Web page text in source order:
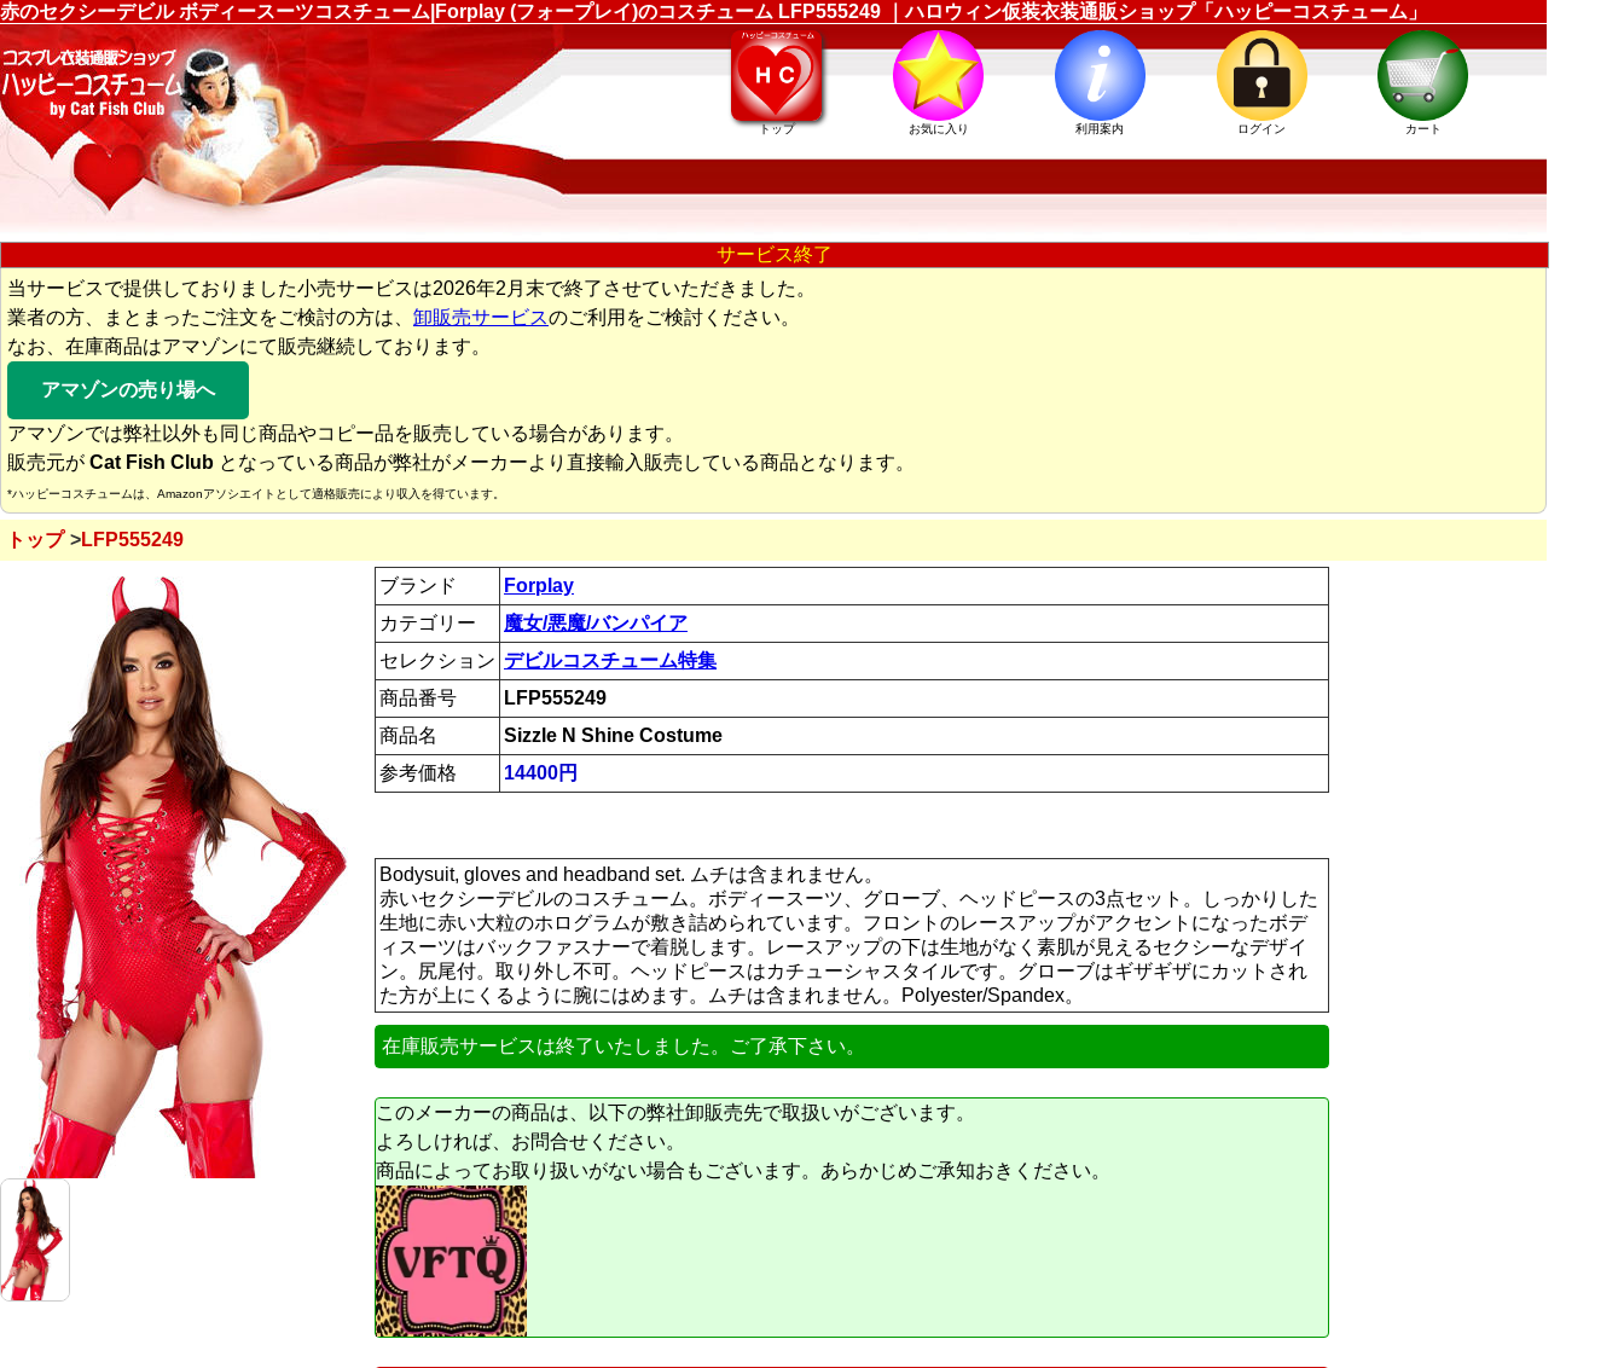
赤のセクシーデビル ボディースーツコスチューム|Forplay (フォープレイ)のコスチューム LFP555249 ｜ハロウィン仮装衣装通販ショップ「ハッピーコスチューム」
トップ お気に入り 利用案内 ログイン カート
サービス終了
当サービスで提供しておりました小売サービスは2026年2月末で終了させていただきました。
業者の方、まとまったご注文をご検討の方は、 卸販売サービスのご利用をご検討ください。
なお、在庫商品はアマゾンにて販売継続しております。
アマゾンの売り場へ
アマゾンでは弊社以外も同じ商品やコピー品を販売している場合があります。
販売元が Cat Fish Club となっている商品が弊社がメーカーより直接輸入販売している商品となります。
*ハッピーコスチュームは、Amazonアソシエイトとして適格販売により収入を得ています。
トップ LFP555249
ブランド
Forplay
カテゴリー
魔女/悪魔/バンパイア
セレクション デビルコスチューム特集
商品番号
LFP555249
商品名
Sizzle N Shine Costume
参考価格
14400円
Bodysuit, gloves and headband set. ムチは含まれません。
赤いセクシーデビルのコスチューム。ボディースーツ、グローブ、ヘッドピースの3点セット。しっかりした
生地に赤い大粒のホログラムが敷き詰められています。フロントのレースアップがアクセントになったボデ
ィスーツはバックファスナーで着脱します。レースアップの下は生地がなく素肌が見えるセクシーなデザイ
ン。尻尾付。取り外し不可。ヘッドピースはカチューシャスタイルです。グローブはギザギザにカットされ
た方が上にくるように腕にはめます。ムチは含まれません。Polyester/Spandex。
在庫販売サービスは終了いたしました。ご了承下さい。
このメーカーの商品は、以下の弊社卸販売先で取扱いがございます。
よろしければ、お問合せください。
商品によってお取り扱いがない場合もございます。あらかじめご承知おきください。